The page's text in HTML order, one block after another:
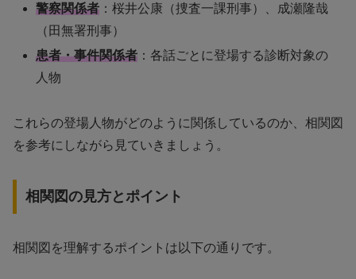
警察関係者 ：桜井公康（捜査一課刑事）、成瀬隆哉
（田無署刑事）
患者・事件関係者 ：各話ごとに登場する診断対象の
人物
これらの登場人物がどのように関係しているのか、相関図
を参考にしながら見ていきましょう。
相関図の見方とポイント
相関図を理解するポイントは以下の通りです。